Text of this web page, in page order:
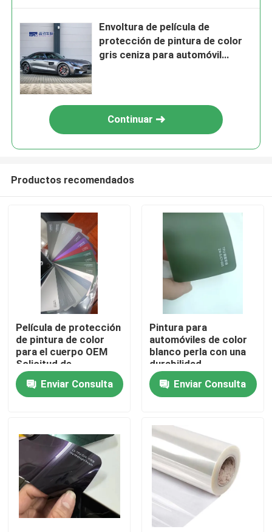
Inicio
Productos
Sobre nosotros
Visita a la fábrica
Control de Calidad
Envoltura de película de
protección de pintura de color
gris ceniza para automóvil
Continuar
Productos recomendados
Película de protección
de pintura de color
para el cuerpo OEM
Solicitud de
especificación
personalizada
Enviar Consulta
Pintura para
automóviles de color
blanco perla con una
durabilidad
excepcional
Enviar Consulta